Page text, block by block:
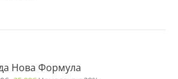
Нова Формула